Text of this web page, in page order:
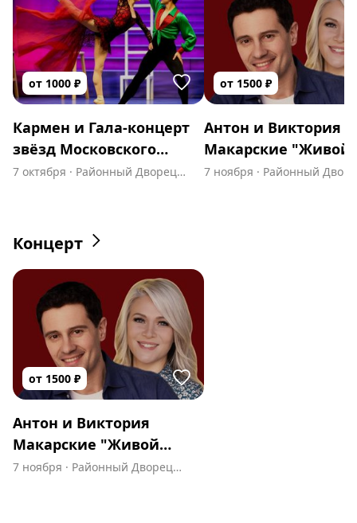
от 1000 ₽
Кармен и Гала-концерт
звёзд Московского
балета
7 октября · Районный Дворец
от 1500 ₽
Антон и Виктория
Макарские "Живой
Концерт" в Лысково
7 ноября · Районный
Концерт
от 1500 ₽
Антон и Виктория
Макарские "Живой
Концерт" в Лысково
7 ноября · Районный Дворец